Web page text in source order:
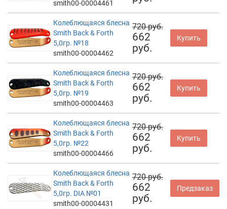
smith00-00004461
Колеблющаяся блесна
Smith Back & Forth
5,0гр. №18
smith00-00004462
720 руб.
662
руб.
Купить
Колеблющаяся блесна
Smith Back & Forth
5,0гр. №19
smith00-00004463
720 руб.
662
руб.
Купить
Колеблющаяся блесна
Smith Back & Forth
5,0гр. №22
smith00-00004466
720 руб.
662
руб.
Купить
Колеблющаяся блесна
Smith Back & Forth
5,0гр. DIA №01
smith00-00004431
720 руб.
662
руб.
Предзаказ